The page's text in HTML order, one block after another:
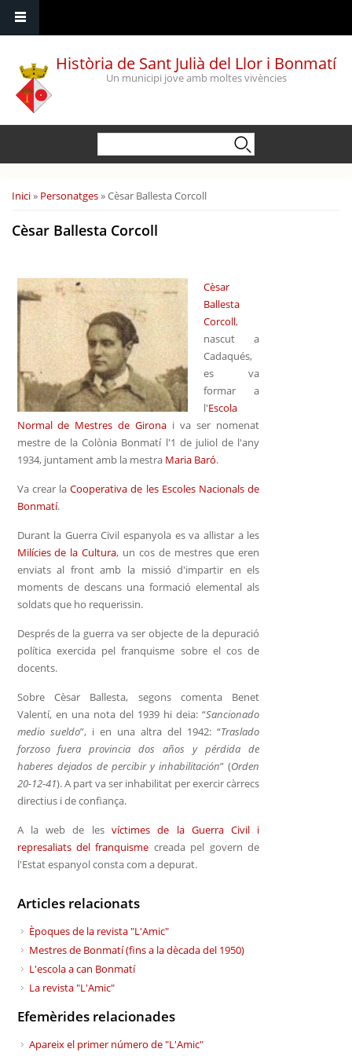
Història de Sant Julià del Llor i Bonmatí
Un municipi jove amb moltes vivències
Esteu aquí
Inici» Personatges» Cèsar Ballesta Corcoll
Cèsar Ballesta Corcoll
Cèsar
Ballesta
Corcoll,
nascut a
Cadaqués,
es va
formar a
l'Escola
Normal de Mestres de Girona i va ser nomenat
mestre de la Colònia Bonmatí l'1 de juliol de l'any
1934, juntament amb la mestra Maria Baró.
Va crear laCooperativa de les Escoles Nacionals de
Bonmatí.
Durant la Guerra Civil espanyola es va allistar a les
Milícies de la Cultura, un cos de mestres que eren
enviats al front amb la missió d'impartir en els
moments de descans una formació elemental als
soldats que ho requerissin.
Després de la guerra va ser objecte de la depuració
política exercida pel franquisme sobre el cos de
docents.
Sobre Cèsar Ballesta, segons comenta Benet
Valentí, en una nota del 1939 hi deia: “Sancionado
medio sueldo”, i en una altra del 1942: “Traslado
forzoso fuera provincia dos años y pérdida de
haberes dejados de percibir y inhabilitación” (Orden
20-12-41). A part va ser inhabilitat per exercir càrrecs
directius i de confiança.
A la web de les víctimes de la Guerra Civil i
represaliats del franquisme creada pel govern de
l'Estat espanyol consta com a depurat.
Articles relacionats
Èpoques de la revista "L'Amic"
Mestres de Bonmatí (fins a la dècada del 1950)
L'escola a can Bonmatí
La revista "L'Amic"
Efemèrides relacionades
Apareix el primer número de "L'Amic"